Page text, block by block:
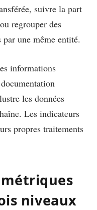
suivre la part
regrouper des
une même entité.
informations
les données
Les indicateurs
propres traitements
niveaux